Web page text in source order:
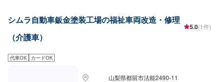
シムラ自動車鈑金塗装工場の福祉車両改造・修理
（介護車）
5.0(1件)
代車OK カードOK
山梨県都留市法能2490-11